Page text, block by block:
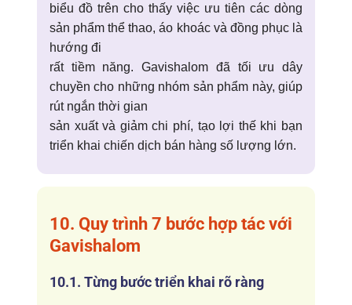
biểu đồ trên cho thấy việc ưu tiên các dòng
sản phẩm thể thao, áo khoác và đồng phục là
hướng đi
rất tiềm năng. Gavishalom đã tối ưu dây
chuyền cho những nhóm sản phẩm này, giúp
rút ngắn thời gian
sản xuất và giảm chi phí, tạo lợi thế khi bạn
triển khai chiến dịch bán hàng số lượng lớn.
10. Quy trình 7 bước hợp tác với
Gavishalom
10.1. Từng bước triển khai rõ ràng